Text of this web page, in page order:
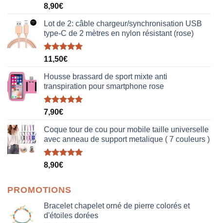
Note5.00
8,90€
Lot de 2: câble chargeur/synchronisation USB
type-C de 2 mètres en nylon résistant (rose)
Note5.00
11,50€
Housse brassard de sport mixte anti
transpiration pour smartphone rose
Note5.00
7,90€
Coque tour de cou pour mobile taille universelle
avec anneau de support metalique ( 7 couleurs )
Note5.00
8,90€
PROMOTIONS
Bracelet chapelet orné de pierre colorés et
d'étoiles dorées